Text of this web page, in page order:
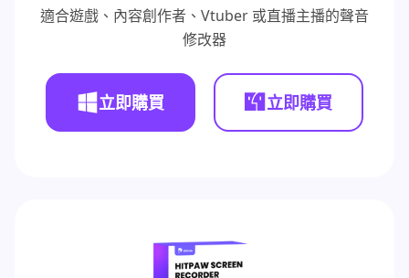
適合遊戲、內容創作者、Vtuber 或直播主播的聲音
修改器
立即購買 立即購買